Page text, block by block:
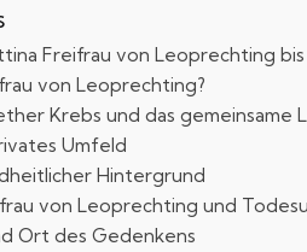
Freifrau von Leoprechting
von Leoprechting?
Krebs und das gemeinsame
Umfeld
Hintergrund
von Leoprechting und
Ort des Gedenkens